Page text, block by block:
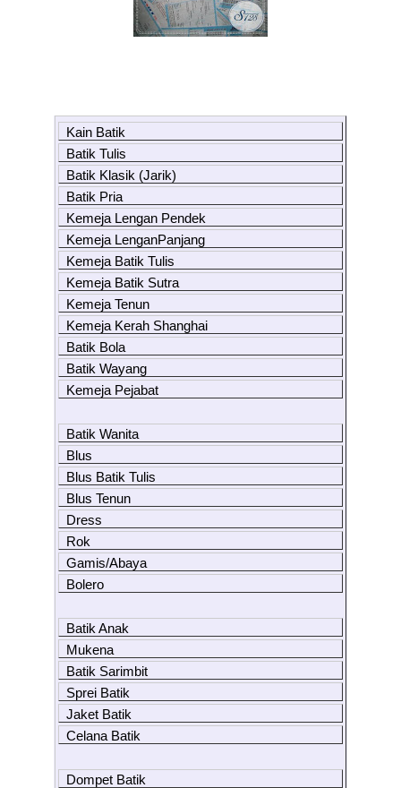
Kain Batik
Batik Tulis
Batik Klasik (Jarik)
Batik Pria
Kemeja Lengan Pendek
Kemeja LenganPanjang
Kemeja Batik Tulis
Kemeja Batik Sutra
Kemeja Tenun
Kemeja Kerah Shanghai
Batik Bola
Batik Wayang
Kemeja Pejabat
Batik Wanita
Blus
Blus Batik Tulis
Blus Tenun
Dress
Rok
Gamis/Abaya
Bolero
Batik Anak
Mukena
Batik Sarimbit
Sprei Batik
Jaket Batik
Celana Batik
Dompet Batik